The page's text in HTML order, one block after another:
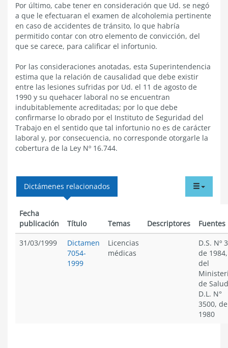
Por último, cabe tener en consideración que Ud. se negó
a que le efectuaran el examen de alcoholemia pertinente
en caso de accidentes de tránsito, lo que habría
permitido contar con otro elemento de convicción, del
que se carece, para calificar el infortunio.
Por las consideraciones anotadas, esta Superintendencia
estima que la relación de causalidad que debe existir
entre las lesiones sufridas por Ud. el 11 de agosto de
1990 y su quehacer laboral no se encuentran
indubitablemente acreditadas; por lo que debe
confirmarse lo obrado por el Instituto de Seguridad del
Trabajo en el sentido que tal infortunio no es de carácter
laboral y, por consecuencia, no corresponde otorgarle la
cobertura de la Ley Nº 16.744.
menu
Dictámenes relacionados
Fecha
publicación
Título Temas Descriptores
Fuentes
31/03/1999
Dictamen
7054-
1999
Licencias
médicas
D.S. Nº
de 1984,
del
de
D.L. N°
3500, de
1980